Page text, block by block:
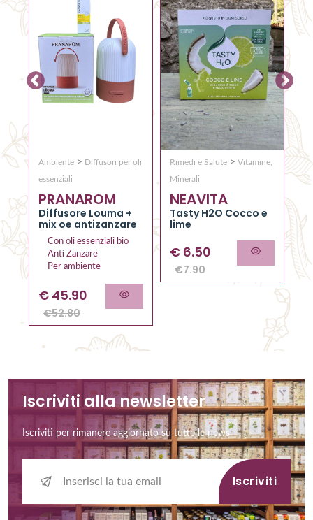
Ambiente > Diffusori per oli
essenziali
PRANAROM
Diffusore Louma +
mix oe antizanzare
Con oli essenziali bio
Anti Zanzare
Per ambiente
€ 45.90
€52.80
Rimedi e Salute > Vitamine,
Minerali
NEAVITA
Tasty H2O Cocco e
lime
€ 6.50
€7.90
Iscriviti alla newsletter
Iscriviti per rimanere aggiornato su tutte le news
Iscriviti